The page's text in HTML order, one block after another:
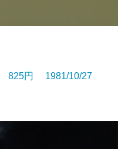
825円 1981/10/27